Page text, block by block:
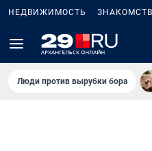
НЕДВИЖИМОСТЬ
Люди против вырубки бора